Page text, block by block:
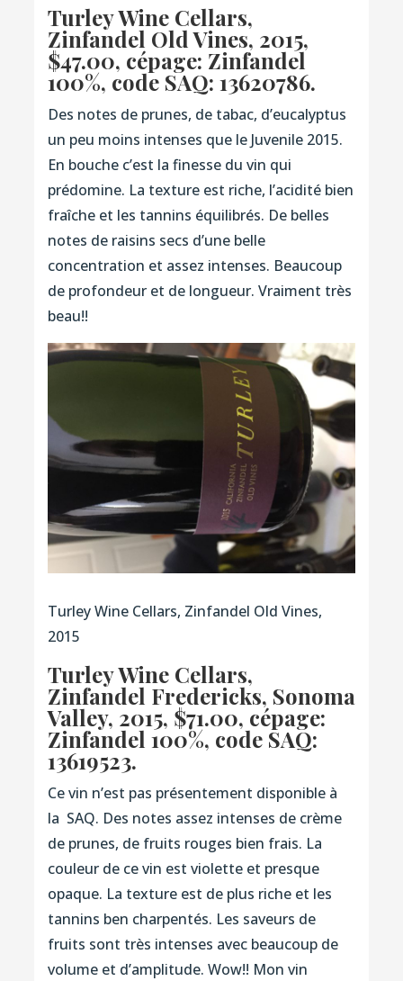
Turley Wine Cellars,
Zinfandel Old Vines, 2015,
$47.00, cépage: Zinfandel
100%, code SAQ: 13620786.
Des notes de prunes, de tabac, d’eucalyptus
un peu moins intenses que le Juvenile 2015.
En bouche c’est la finesse du vin qui
prédomine. La texture est riche, l’acidité bien
fraîche et les tannins équilibrés. De belles
notes de raisins secs d’une belle
concentration et assez intenses. Beaucoup
de profondeur et de longueur. Vraiment très
beau!!
Turley Wine Cellars, Zinfandel Old Vines,
2015
Turley Wine Cellars,
Zinfandel Fredericks, Sonoma
Valley, 2015, $71.00, cépage:
Zinfandel 100%, code SAQ:
13619523.
Ce vin n’est pas présentement disponible à
la SAQ. Des notes assez intenses de crème
de prunes, de fruits rouges bien frais. La
couleur de ce vin est violette et presque
opaque. La texture est de plus riche et les
tannins ben charpentés. Les saveurs de
fruits sont très intenses avec beaucoup de
volume et d’amplitude. Wow!! Mon vin